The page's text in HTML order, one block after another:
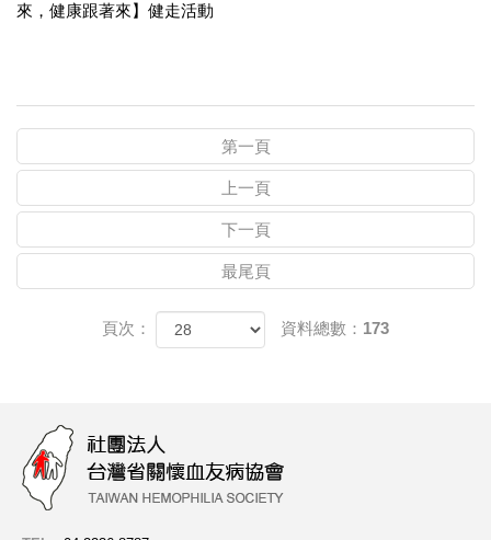
來，健康跟著來】健走活動
第一頁
上一頁
下一頁
最尾頁
頁次： 資料總數：173